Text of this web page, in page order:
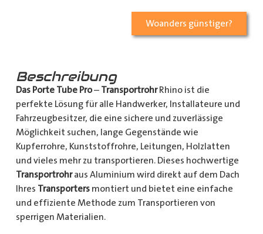
Woanders günstiger?
Beschreibung
Das Porte Tube Pro– TransportrohrRhino ist die
perfekte Lösung für alle Handwerker, Installateure und
Fahrzeugbesitzer, die eine sichere und zuverlässige
Möglichkeit suchen, lange Gegenstände wie
Kupferrohre, Kunststoffrohre, Leitungen, Holzlatten
und vieles mehr zu transportieren. Dieses hochwertige
Transportrohraus Aluminium wird direkt auf dem Dach
Ihres Transportersmontiert und bietet eine einfache
und effiziente Methode zum Transportieren von
sperrigen Materialien.